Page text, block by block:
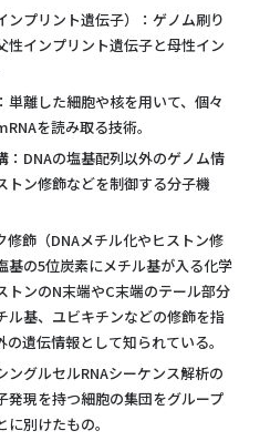
プリント遺伝子）：ゲノム刷り
性インプリント遺伝子と母性イン
離した細胞や核を⽤いて、個々
を読み取る技術。
DNAの塩基配列以外のゲノム情
トン修飾などを制御する分子機
飾（DNAメチル化やヒストン修
基の5位炭素にメチル基が入る化学
トンのN末端やC末端のテール部分
ル基、ユビキチンなどの修飾を指
遺伝情報として知られている。
グルセルRNAシーケンス解析の
発現を持つ細胞の集団をグループ
別けたもの。